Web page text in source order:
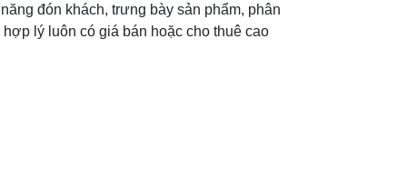
đón khách, trưng bày sản phẩm, phân
lý luôn có giá bán hoặc cho thuê cao